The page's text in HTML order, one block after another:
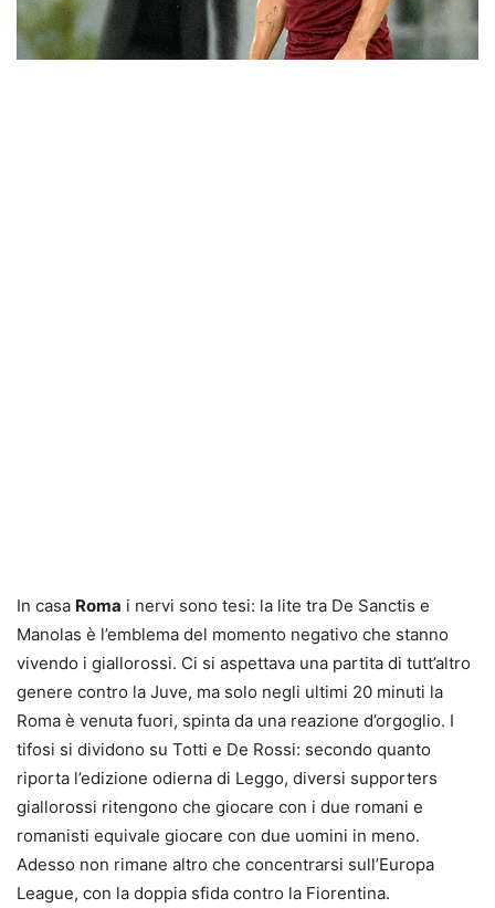
In casa Roma i nervi sono tesi: la lite tra De Sanctis e
Manolas è l’emblema del momento negativo che stanno
vivendo i giallorossi. Ci si aspettava una partita di tutt’altro
genere contro la Juve, ma solo negli ultimi 20 minuti la
Roma è venuta fuori, spinta da una reazione d’orgoglio. I
tifosi si dividono su Totti e De Rossi: secondo quanto
riporta l’edizione odierna di Leggo, diversi supporters
giallorossi ritengono che giocare con i due romani e
romanisti equivale giocare con due uomini in meno.
Adesso non rimane altro che concentrarsi sull’Europa
League, con la doppia sfida contro la Fiorentina.